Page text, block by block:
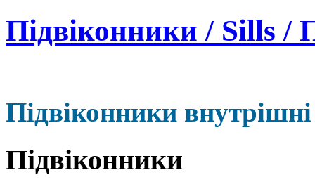
Підвіконники / Sills /
Підвіконники
Підвіконники